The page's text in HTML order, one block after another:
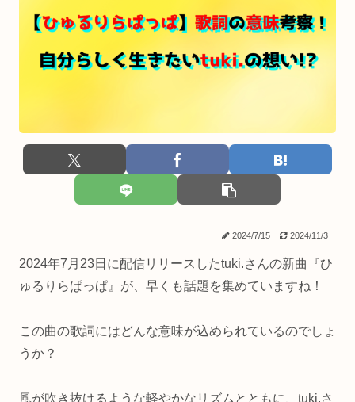
2024/7/15 2024/11/3
2024年7月23日に配信リリースしたtuki.さんの新曲『ひ
ゅるりらぱっぱ』が、早くも話題を集めていますね！
この曲の歌詞にはどんな意味が込められているのでしょ
うか？
風が吹き抜けるような軽やかなリズムとともに、tuki.さ